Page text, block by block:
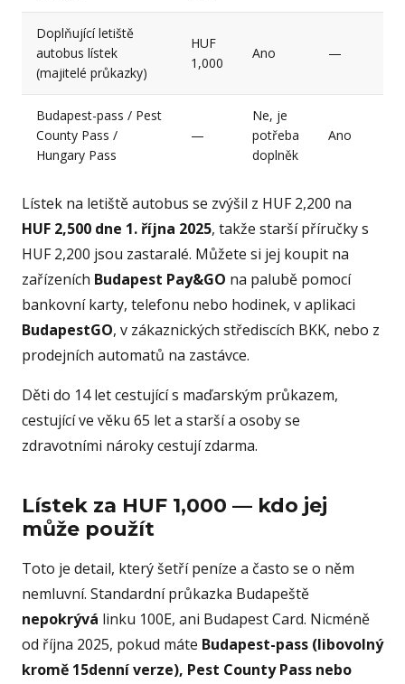
Doplňující letiště
autobus lístek
(majitelé průkazky)
HUF
1,000
Ano —
Budapest-pass / Pest
County Pass /
Hungary Pass
—
Ne, je
potřeba
doplněk
Ano
Lístek na letiště autobus se zvýšil z HUF 2,200 na
HUF 2,500 dne 1. října 2025, takže starší příručky s
HUF 2,200 jsou zastaralé. Můžete si jej koupit na
zařízeních Budapest Pay&GO na palubě pomocí
bankovní karty, telefonu nebo hodinek, v aplikaci
BudapestGO, v zákaznických střediscích BKK, nebo z
prodejních automatů na zastávce.
Děti do 14 let cestující s maďarským průkazem,
cestující ve věku 65 let a starší a osoby se
zdravotními nároky cestují zdarma.
Lístek za HUF 1,000 — kdo jej
může použít
Toto je detail, který šetří peníze a často se o něm
nemluvní. Standardní průkazka Budapeště
nepokrývá linku 100E, ani Budapest Card. Nicméně
od října 2025, pokud máte Budapest-pass (libovolný
kromě 15denní verze), Pest County Pass nebo